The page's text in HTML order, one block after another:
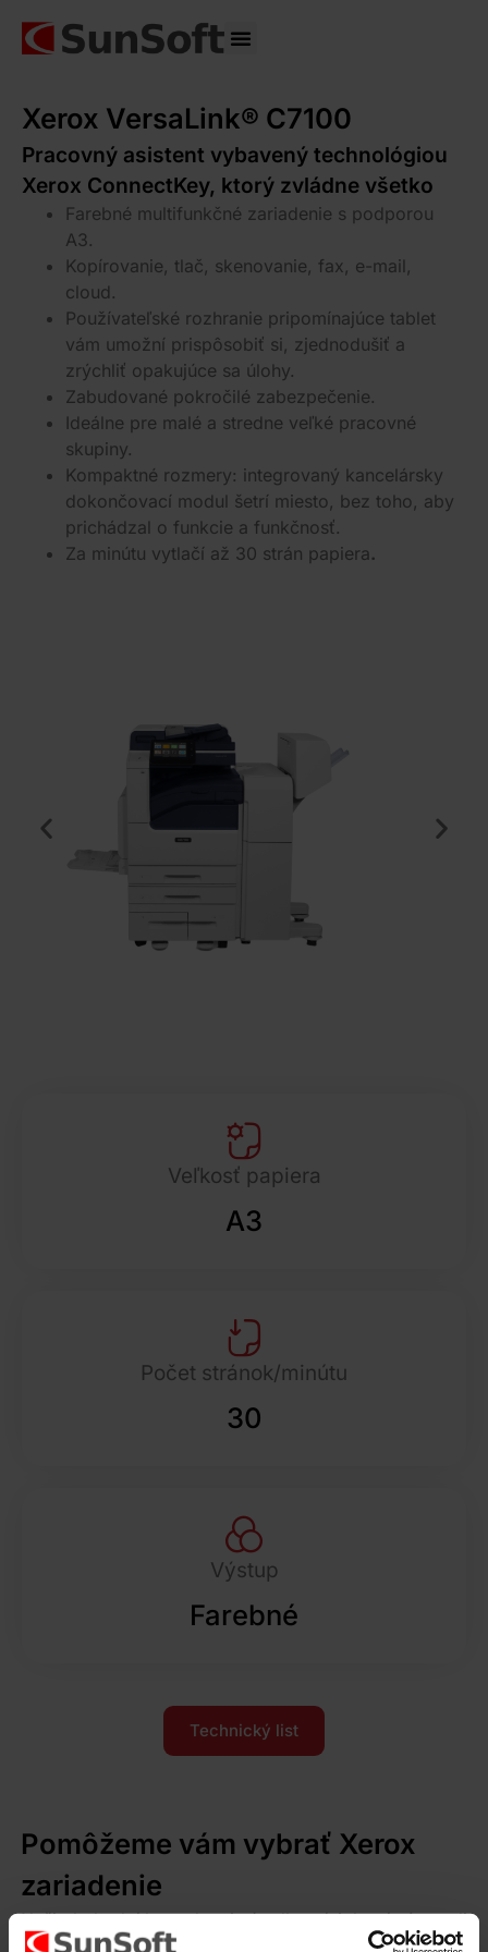
Xerox VersaLink® C7100
Pracovný asistent vybavený technológiou
Xerox ConnectKey, ktorý zvládne všetko
Farebné multifunkčné zariadenie s podporou
A3.
Kopírovanie, tlač, skenovanie, fax, e-mail,
cloud.
Používateľské rozhranie pripomínajúce tablet
vám umožní prispôsobiť si, zjednodušiť a
zrýchliť opakujúce sa úlohy.
Zabudované pokročilé zabezpečenie.
Ideálne pre malé a stredne veľké pracovné
skupiny.
Kompaktné rozmery: integrovaný kancelársky
dokončovací modul šetrí miesto, bez toho, aby
prichádzal o funkcie a funkčnosť.
Za minútu vytlačí až 30 strán papiera.
Veľkosť papiera
A3
Počet stránok/minútu
30
Výstup
Farebné
Technický list
Pomôžeme vám vybrať Xerox
zariadenie
Naši obchodní konzultanti sú odborníci, ktorí vám radi
pomôžu pri výbere novej tlačiarne tak, aby tlač bola